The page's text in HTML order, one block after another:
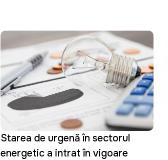
Starea de urgență în sectorul
energetic a intrat în vigoare